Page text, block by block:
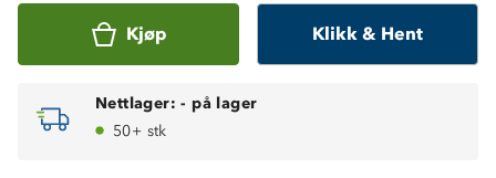
Kjøp Klikk & Hent
Nettlager: - på lager
50+ stk